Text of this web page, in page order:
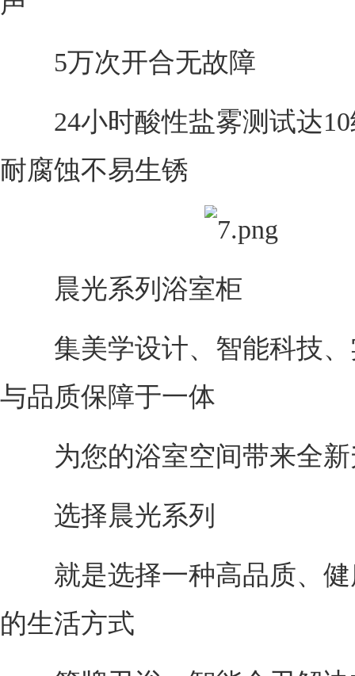
5万次开合无故障
24小时酸性盐雾测试达10
耐腐蚀不易生锈
晨光系列浴室柜
集美学设计、智能科技、
与品质保障于一体
为您的浴室空间带来全新
选择晨光系列
就是选择一种高品质、健
的生活方式